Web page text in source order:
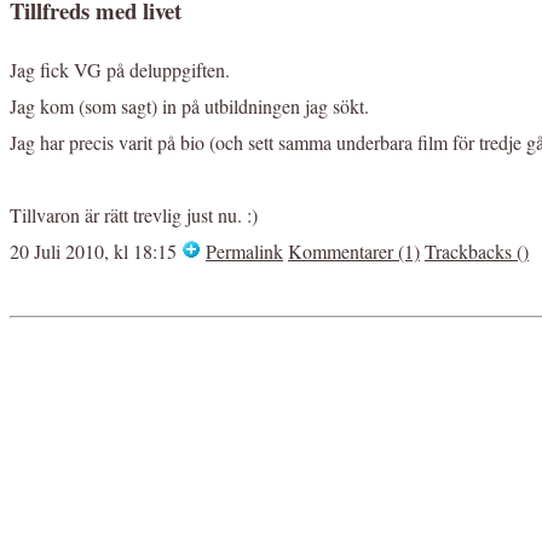
Tillfreds med livet
Jag fick VG på deluppgiften.
Jag kom (som sagt) in på utbildningen jag sökt.
Jag har precis varit på bio (och sett samma underbara film för tredje
Tillvaron är rätt trevlig just nu. :)
20 Juli 2010, kl 18:15
PermalinkKommentarer (1)Trackbacks ()